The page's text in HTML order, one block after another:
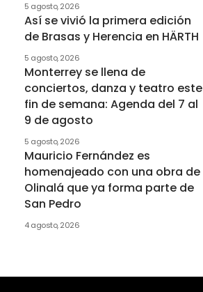
5 agosto, 2026
Así se vivió la primera edición
de Brasas y Herencia en HÄRTH
5 agosto, 2026
Monterrey se llena de
conciertos, danza y teatro este
fin de semana: Agenda del 7 al
9 de agosto
5 agosto, 2026
Mauricio Fernández es
homenajeado con una obra de
Olinalá que ya forma parte de
San Pedro
4 agosto, 2026